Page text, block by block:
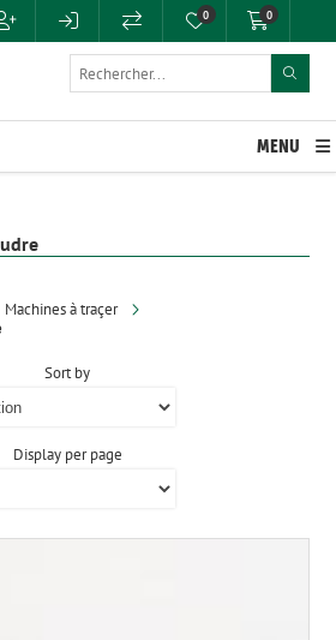
0 0
MENU
Machines à traçer
Sort by
Display per page